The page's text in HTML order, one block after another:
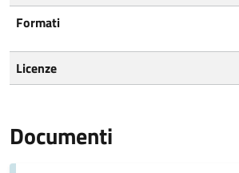
Formati
Licenze
Documenti